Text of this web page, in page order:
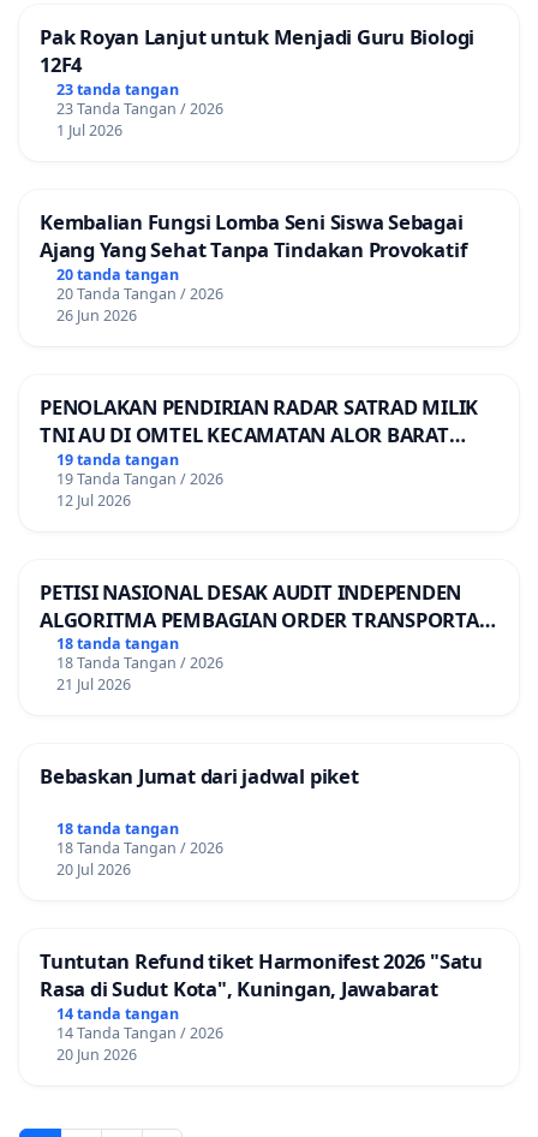
Pak Royan Lanjut untuk Menjadi Guru Biologi
12F4
23 tanda tangan
23 Tanda Tangan / 2026
1 Jul 2026
Kembalian Fungsi Lomba Seni Siswa Sebagai
Ajang Yang Sehat Tanpa Tindakan Provokatif
20 tanda tangan
20 Tanda Tangan / 2026
26 Jun 2026
PENOLAKAN PENDIRIAN RADAR SATRAD MILIK
TNI AU DI OMTEL KECAMATAN ALOR BARAT
LAUT, KABUPATEN ALOR
19 tanda tangan
19 Tanda Tangan / 2026
12 Jul 2026
PETISI NASIONAL DESAK AUDIT INDEPENDEN
ALGORITMA PEMBAGIAN ORDER TRANSPORTASI
ONLINE
18 tanda tangan
18 Tanda Tangan / 2026
21 Jul 2026
Bebaskan Jumat dari jadwal piket
18 tanda tangan
18 Tanda Tangan / 2026
20 Jul 2026
Tuntutan Refund tiket Harmonifest 2026 "Satu
Rasa di Sudut Kota", Kuningan, Jawabarat
14 tanda tangan
14 Tanda Tangan / 2026
20 Jun 2026